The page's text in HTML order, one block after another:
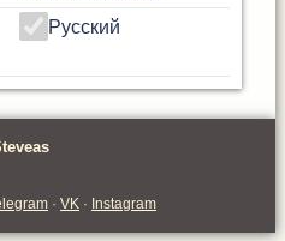
Русский
· VK · Instagram